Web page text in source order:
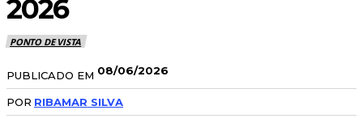
2026
PONTO DE VISTA
PUBLICADO EM 08/06/2026
POR RIBAMAR SILVA